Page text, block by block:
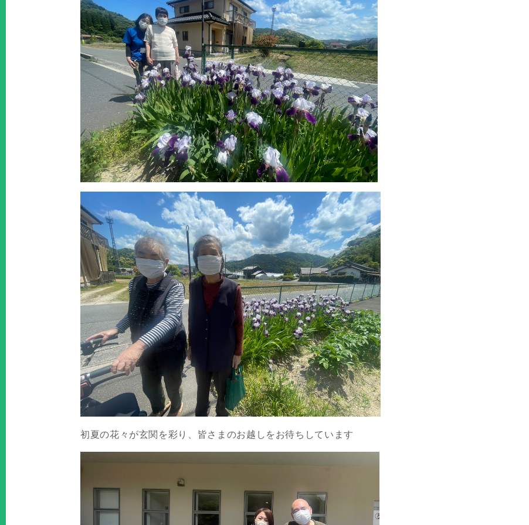
初夏の花々が玄関を彩り、皆さまのお越しをお待ちしています